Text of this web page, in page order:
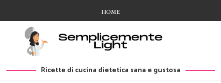
HOME
Ricette di cucina dietetica sana e gustosa